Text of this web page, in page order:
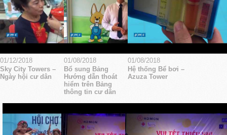
01/12/2018
Sky City Towers –
Ngày hội cư dân
01/08/2018
Bổ sung Bảng
Hướng dẫn thoát
hiểm trên Bảng
thông tin cư dân
01/08/2018
Hệ thống Bể bơi –
Azuza Tower